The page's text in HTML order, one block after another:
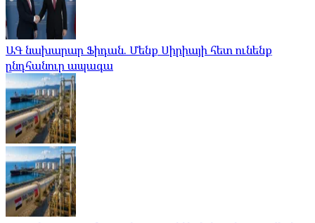
ԱԳ նախարար Ֆիդան. Մենք Սիրիայի հետ ունենք
ընդհանուր ապագա